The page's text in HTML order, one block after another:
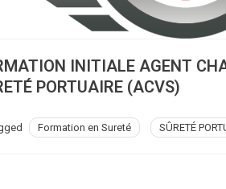
INITIALE AGENT
PORTUAIRE (ACVS)
Formation en Sureté SÛRETÉ